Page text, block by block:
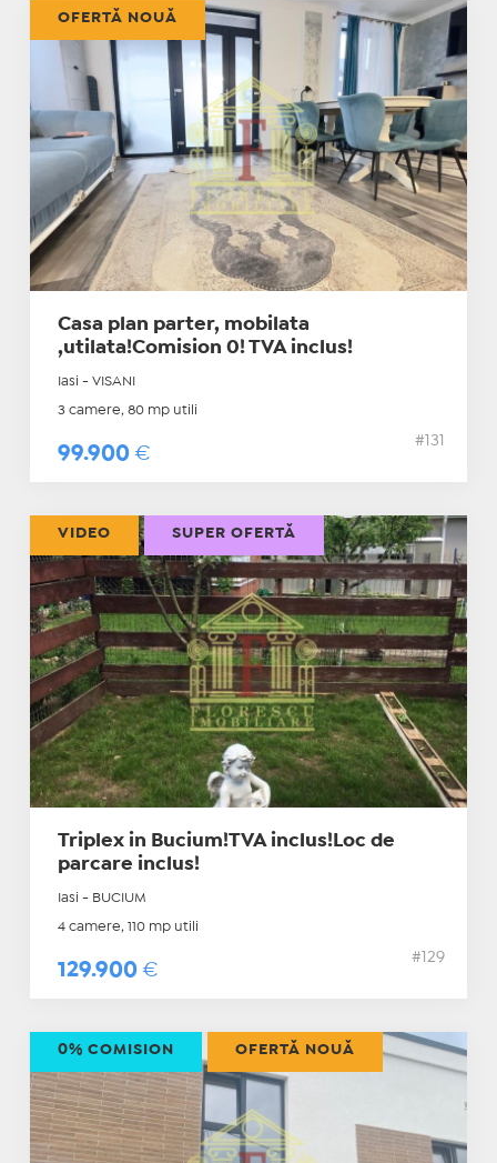
Casa plan parter, mobilata
,utilata!Comision 0! TVA inclus!
Iasi - VISANI
3 camere, 80 mp utili
99.900 €
#131
OFERTĂ NOUĂ
Triplex in Bucium!TVA inclus!Loc de
parcare inclus!
Iasi - BUCIUM
4 camere, 110 mp utili
129.900 €
#129
VIDEO SUPER OFERTĂ
0% COMISION OFERTĂ NOUĂ